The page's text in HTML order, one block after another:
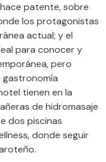
patente, sobre
los protagonistas
actual; y el
para conocer y
pero
tienen en la
de hidromasaje
dos piscinas
donde seguir